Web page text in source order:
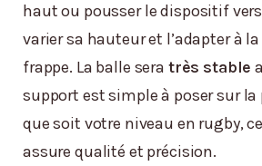
haut ou pousser le dispositif
varier sa hauteur et l’adapter à
frappe. La balle sera très stable
support est simple à poser sur la
que soit votre niveau en rugby,
assure qualité et précision.